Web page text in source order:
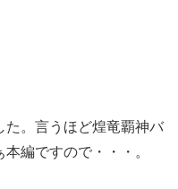
た。言うほど煌竜覇神バ
編ですので・・・。